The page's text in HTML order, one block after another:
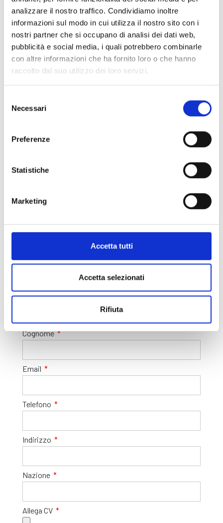
analizzare il nostro traffico. Condividiamo inoltre
informazioni sul modo in cui utilizza il nostro sito con i
nostri partner che si occupano di analisi dei dati web,
pubblicità e social media, i quali potrebbero combinarle
con altre informazioni che ha fornito loro o che hanno
raccolto dal suo utilizzo dei loro servizi.
delNecessari
Preferenze
Statistiche
Marketing
Accetta tutti
Accetta selezionati
Rifiuta
Microsoft 365
Conoscenza di sistemi PDM/PLM
Competenze trasversali:
Capacità di analisi eproblem solving, con
approccio strutturato
Buone capacità comunicative e di
business;
Buona conoscenza della lingua inglese in
Cosa Offriamo
Pacchetto retributivo commisurato
Mensa aziendale per i giorni di presenza in
Nome
Cognome
Email
Telefono
Indirizzo
Nazione
Allega CV